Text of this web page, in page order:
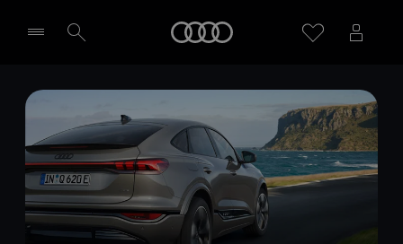
Händler wählen